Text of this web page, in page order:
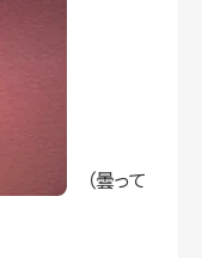
（曇って